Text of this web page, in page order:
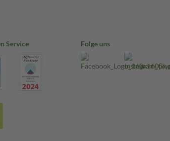
Service Folge uns